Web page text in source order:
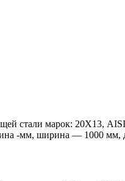
стали марок: 20Х13,
-мм, ширина — 1000 мм,